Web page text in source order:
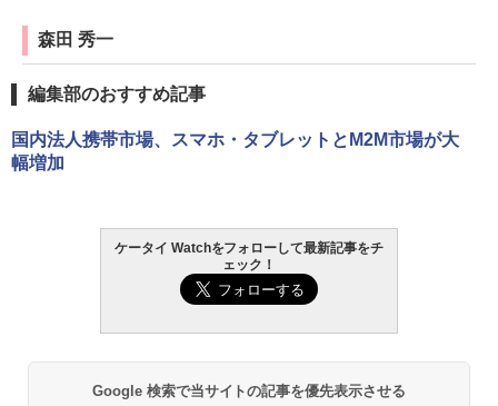
森田 秀一
編集部のおすすめ記事
国内法人携帯市場、スマホ・タブレットとM2M市場が大
幅増加
ケータイ Watchをフォローして最新記事をチ
ェック！
Google 検索で当サイトの記事を優先表示させる